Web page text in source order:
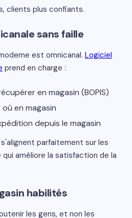
clients plus confiants.
sans faille
est omnicanal. Logiciel
prend en charge :
en magasin (BOPIS)
en magasin
depuis le magasin
parfaitement sur les
améliore la satisfaction de la
habilités
les gens, et non les